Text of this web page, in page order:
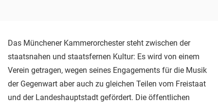
Das Münchener Kammerorchester steht zwischen der
staatsnahen und staatsfernen Kultur: Es wird von einem
Verein getragen, wegen seines Engagements für die Musik
der Gegenwart aber auch zu gleichen Teilen vom Freistaat
und der Landeshauptstadt gefördert. Die öffentlichen